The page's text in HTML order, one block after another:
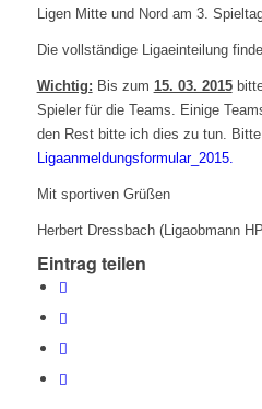
Ligen Mitte und Nord am 3.
Die vollständige Ligaeinteilung
Wichtig: Bis zum 15. 03. 2015
Spieler für die Teams. Einige
den Rest bitte ich dies zu tun.
Ligaanmeldungsformular_2015.
Mit sportiven Grüßen
Herbert Dressbach (Ligaobmann
Eintrag teilen